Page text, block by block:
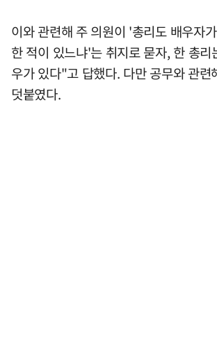
이와 관련해 주 의원이 '총리도 배우자
한 적이 있느냐'는 취지로 묻자, 한 총
우가 있다"고 답했다. 다만 공무와 관련
덧붙였다.